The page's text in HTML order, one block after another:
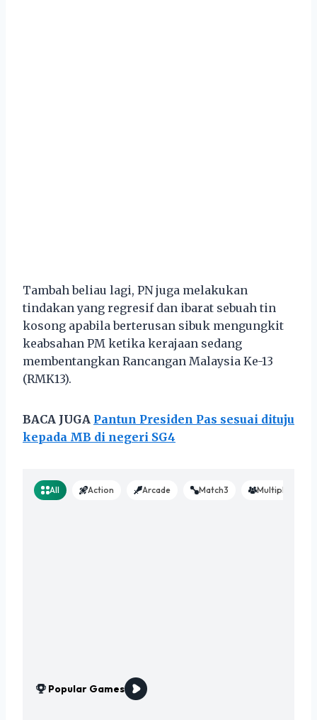
Tambah beliau lagi, PN juga melakukan
tindakan yang regresif dan ibarat sebuah tin
kosong apabila berterusan sibuk mengungkit
keabsahan PM ketika kerajaan sedang
membentangkan Rancangan Malaysia Ke-13
(RMK13).
BACA JUGA Pantun Presiden Pas sesuai dituju
kepada MB di negeri SG4